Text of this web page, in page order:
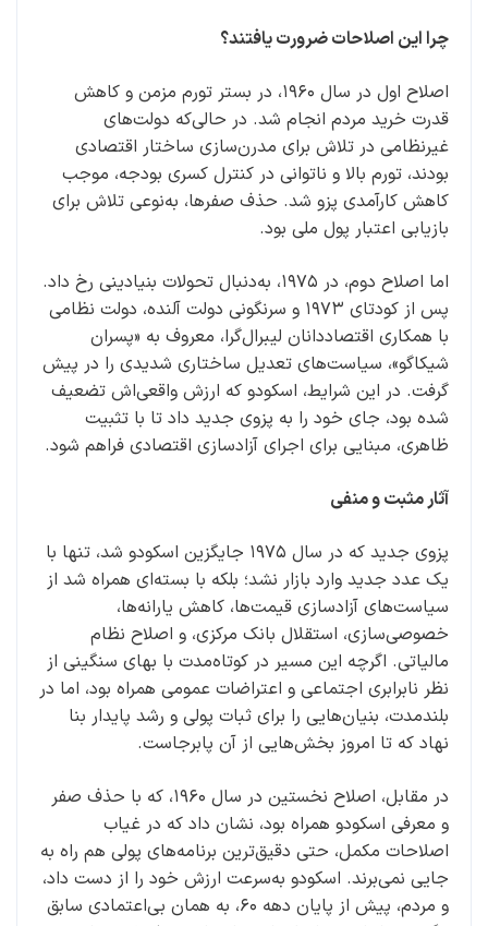
چرا این اصلاحات ضرورت یافتند؟
اصلاح اول در سال ۱۹۶۰، در بستر تورم مزمن و کاهش
قدرت خرید مردم انجام شد. در حالی‌که دولت‌های
غیرنظامی در تلاش برای مدرن‌سازی ساختار اقتصادی
بودند، تورم بالا و ناتوانی در کنترل کسری بودجه، موجب
کاهش کارآمدی پزو شد. حذف صفرها، به‌نوعی تلاش برای
بازیابی اعتبار پول ملی بود.
اما اصلاح دوم، در ۱۹۷۵، به‌دنبال تحولات بنیادینی رخ داد.
پس از کودتای ۱۹۷۳ و سرنگونی دولت آلنده، دولت نظامی
با همکاری اقتصاددانان لیبرال‌گرا، معروف به «پسران
شیکاگو»، سیاست‌های تعدیل ساختاری شدیدی را در پیش
گرفت. در این شرایط، اسکودو که ارزش واقعی‌اش تضعیف
شده بود، جای خود را به پزوی جدید داد تا با تثبیت
ظاهری، مبنایی برای اجرای آزادسازی اقتصادی فراهم شود.
آثار مثبت و منفی
پزوی جدید که در سال ۱۹۷۵ جایگزین اسکودو شد، تنها با
یک عدد جدید وارد بازار نشد؛ بلکه با بسته‌ای همراه شد از
سیاست‌های آزادسازی قیمت‌ها، کاهش یارانه‌ها،
خصوصی‌سازی، استقلال بانک مرکزی، و اصلاح نظام
مالیاتی. اگرچه این مسیر در کوتاه‌مدت با بهای سنگینی از
نظر نابرابری اجتماعی و اعتراضات عمومی همراه بود، اما در
بلندمدت، بنیان‌هایی را برای ثبات پولی و رشد پایدار بنا
نهاد که تا امروز بخش‌هایی از آن پابرجاست.
در مقابل، اصلاح نخستین در سال ۱۹۶۰، که با حذف صفر
و معرفی اسکودو همراه بود، نشان داد که در غیاب
اصلاحات مکمل، حتی دقیق‌ترین برنامه‌های پولی هم راه به
جایی نمی‌برند. اسکودو به‌سرعت ارزش خود را از دست داد،
و مردم، پیش از پایان دهه ۶۰، به همان بی‌اعتمادی سابق